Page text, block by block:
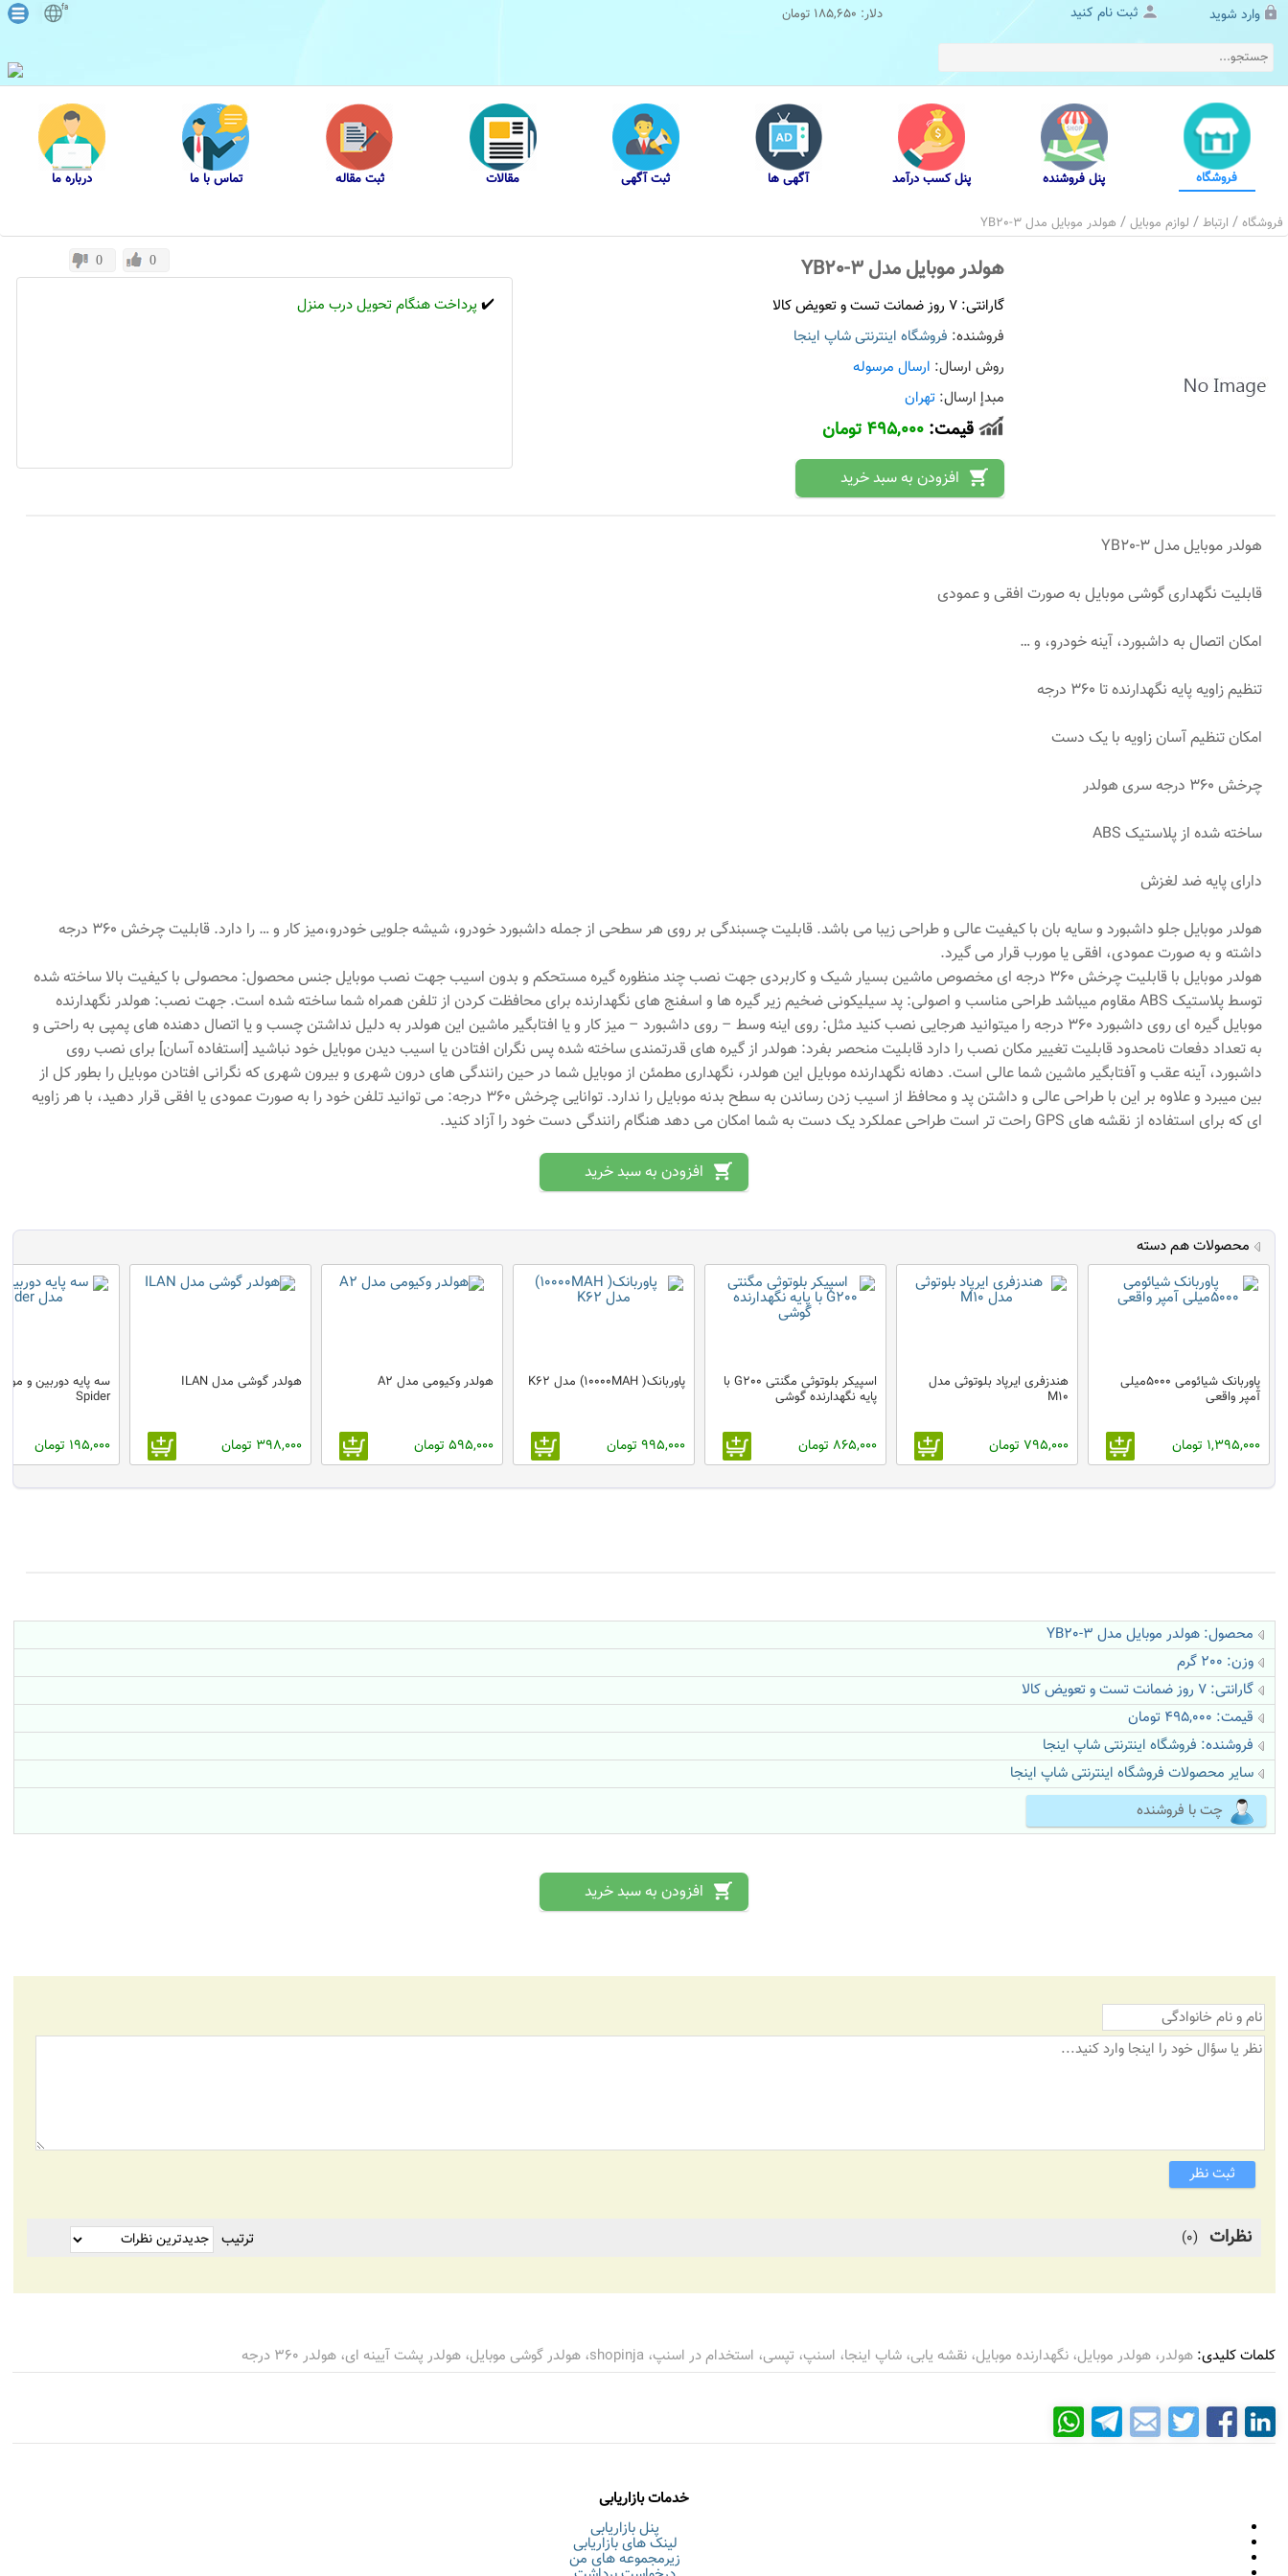
وارد شوید ثبت نام کنید fa
فروشگاه پنل فروشنده پنل کسب درآمد آگهی ها ثبت آگهی مقالات ثبت مقاله تماس با ما درباره ما
فروشگاه / ارتباط / لوازم موبایل / هولدر موبایل مدل YB20-3
0 0 هولدر موبایل مدل YB20-3
گارانتی: 7 روز ضمانت تست و تعویض کالا
فروشنده: فروشگاه اینترنتی شاپ اینجا
روش ارسال: ارسال مرسوله
مبدإ ارسال: تهران
قیمت:495,000 تومان
✔️ پرداخت هنگام تحویل درب منزل
هولدر موبایل مدل YB20-3
قابلیت نگهداری گوشی موبایل به صورت افقی و عمودی
امکان اتصال به داشبورد، آینه خودرو، و …
تنظیم زاویه پایه نگهدارنده تا 360 درجه
امکان تنظیم آسان زاویه با یک دست
چرخش 360 درجه سری هولدر
ساخته شده از پلاستیک ABS
دارای پایه ضد لغزش
هولدر موبایل جلو داشبورد و سایه بان با کیفیت عالی و طراحی زیبا می باشد. قابلیت چسبندگی بر روی هر سطحی از جمله داشبورد خودرو، شیشه جلویی خودرو،میز کار و … را دارد. قابلیت چرخش 360 درجه
داشته و به صورت عمودی، افقی یا مورب قرار می گیرد.
هولدر موبایل با قابلیت چرخش 360 درجه ای مخصوص ماشین بسیار شیک و کاربردی جهت نصب چند منظوره گیره مستحکم و بدون اسیب جهت نصب موبایل جنس محصول: محصولی با کیفیت بالا ساخته شده
توسط پلاستیک ABS مقاوم میباشد طراحی مناسب و اصولی: پد سیلیکونی ضخیم زیر گیره ها و اسفنج های نگهدارنده برای محافظت کردن از تلفن همراه شما ساخته شده است. جهت نصب: هولدر نگهدارنده
موبایل گیره ای روی داشبورد 360 درجه را میتوانید هرجایی نصب کنید مثل: روی اینه وسط – روی داشبورد – میز کار و یا افتابگیر ماشین این هولدر به دلیل نداشتن چسب و یا اتصال دهنده های پمپی به راحتی و
به تعداد دفعات نامحدود قابلیت تغییر مکان نصب را دارد قابلیت منحصر بفرد: هولدر از گیره های قدرتمندی ساخته شده پس نگران افتادن یا اسیب دیدن موبایل خود نباشید [استفاده آسان] برای نصب روی
داشبورد، آینه عقب و آفتابگیر ماشین شما عالی است. دهانه نگهدارنده موبایل این هولدر، نگهداری مطمئن از موبایل شما در حین رانندگی های درون شهری و بیرون شهری که نگرانی افتادن موبایل را بطور کل از
بین میبرد و علاوه بر این با طراحی عالی و داشتن پد و محافظ از اسیب زدن رساندن به سطح بدنه موبایل را ندارد. توانایی چرخش 360 درجه: می توانید تلفن خود را به صورت عمودی یا افقی قرار دهید، با هر زاویه
ای که برای استفاده از نقشه های GPS راحت تر است طراحی عملکرد یک دست به شما امکان می دهد هنگام رانندگی دست خود را آزاد کنید.
محصولات هم دسته
پاوربانک شیائومی 5000میلی
آمپر واقعی
1,395,000 تومان
هندزفری ایرپاد بلوتوثی مدل
M10
795,000 تومان
اسپیکر بلوتوثی مگنتی G200 با
پایه نگهدارنده گوشی
865,000 تومان
پاوربانک( 10000MAH) مدل K62
995,000 تومان
هولدر وکیومی مدل A2
595,000 تومان
هولدر گوشی مدل ILAN
398,000 تومان
سه پایه دوربین و
Spider
195,000 تومان
محصول: هولدر موبایل مدل YB20-3
وزن: 200 گرم
گارانتی: 7 روز ضمانت تست و تعویض کالا
قیمت: 495,000 تومان
فروشنده: فروشگاه اینترنتی شاپ اینجا
سایر محصولات فروشگاه اینترنتی شاپ اینجا
چت با فروشنده
ثبت نظر
نظرات (0) ترتیب
کلمات کلیدی:هولدر، هولدر موبایل، نگهدارنده موبایل، نقشه یابی، شاپ اینجا، اسنپ، تپسی، استخدام در اسنپ، shopinja، هولدر گوشی موبایل، هولدر پشت آیینه ای، هولدر 360 درجه
خدمات بازاریابی
پنل بازاریابی
لینک های بازاریابی
زیرمجموعه های من
دلار: 185,650 تومان